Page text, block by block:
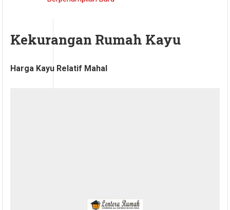
Kekurangan Rumah Kayu
Harga Kayu Relatif Mahal